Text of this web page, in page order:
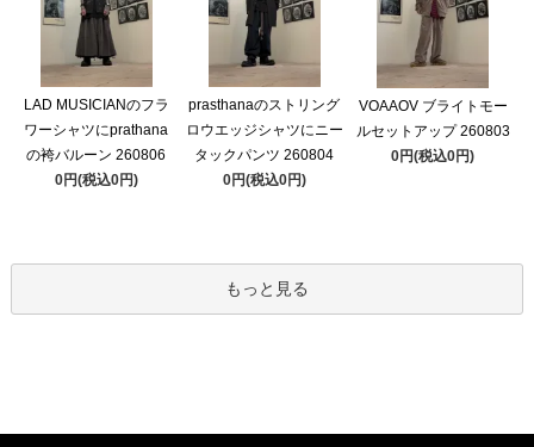
LAD MUSICIANのフラ
ワーシャツにprathana
の袴バルーン 260806
0円(税込0円)
prasthanaのストリング
ロウエッジシャツにニー
タックパンツ 260804
0円(税込0円)
VOAAOV ブライトモー
ルセットアップ 260803
0円(税込0円)
もっと見る